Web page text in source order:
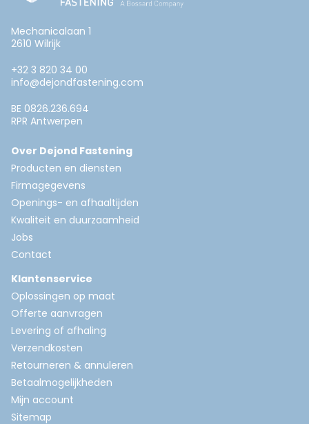
Mechanicalaan 1
2610 Wilrijk
+32 3 820 34 00
info@dejondfastening.com
BE 0826.236.694
RPR Antwerpen
Over Dejond Fastening
Producten en diensten
Firmagegevens
Openings- en afhaaltijden
Kwaliteit en duurzaamheid
Jobs
Contact
Klantenservice
Oplossingen op maat
Offerte aanvragen
Levering of afhaling
Verzendkosten
Retourneren & annuleren
Betaalmogelijkheden
Mijn account
Sitemap